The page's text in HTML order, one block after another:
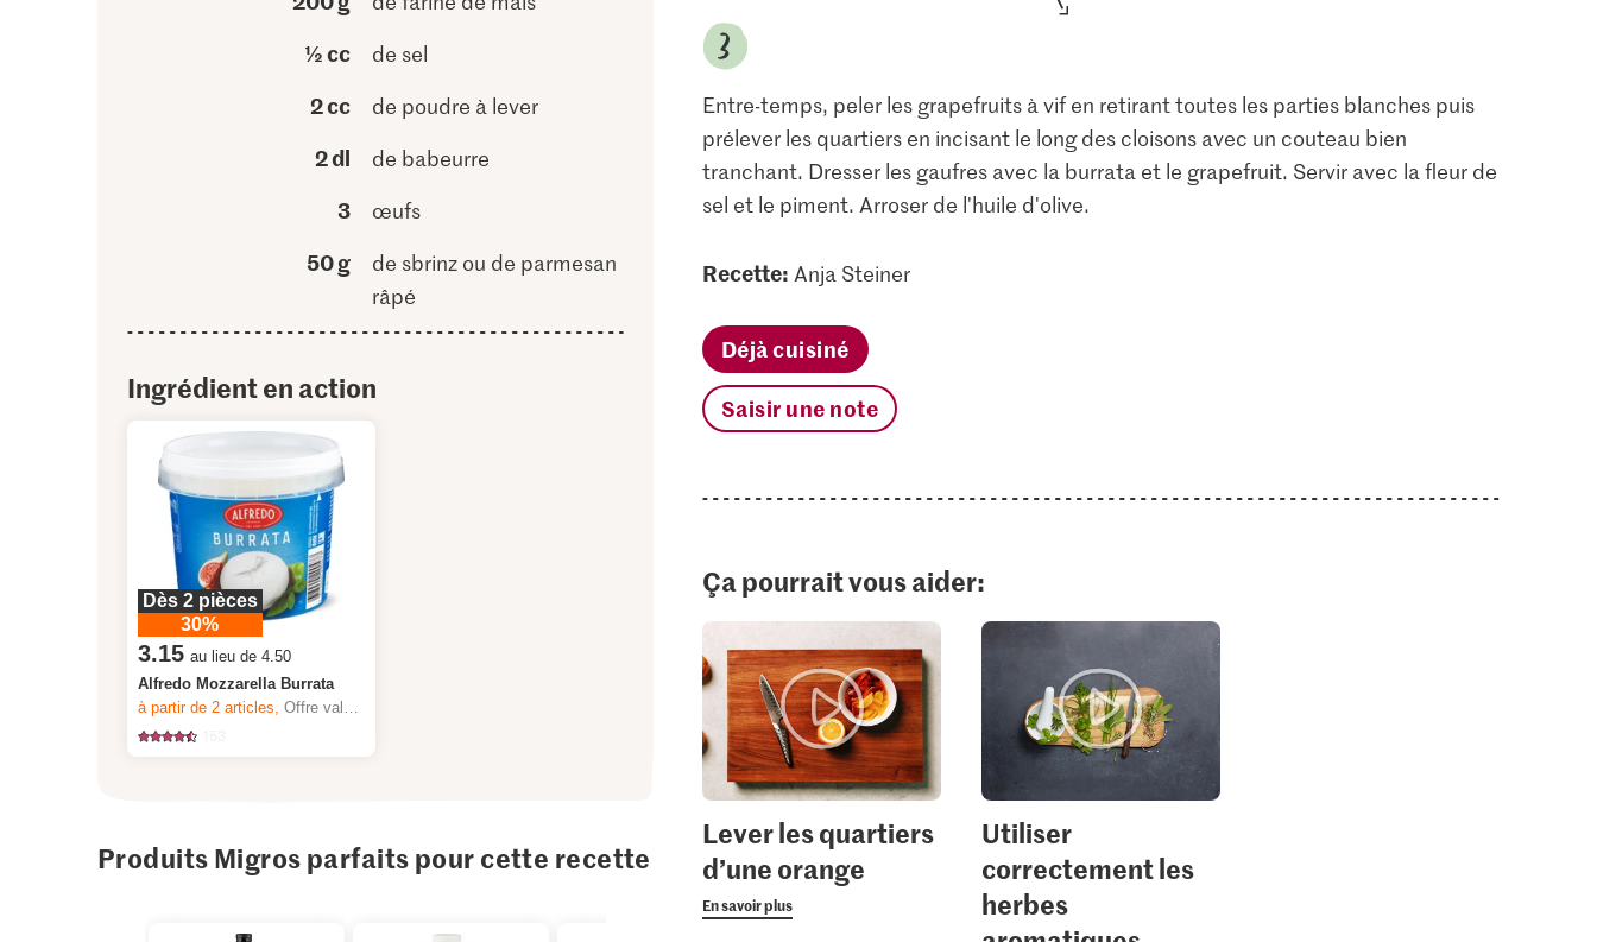
½ cc de sel
2 cc de poudre à lever
2 dl de babeurre
3 œufs
50 g
de sbrinz ou de parmesan
râpé
Ingrédient en action
Dès 2 pièces
30%
3.15 au lieu de 4.50
Alfredo Mozzarella Burrata
à partir de 2 articles, Offre valable du 6.8 au 12.8.2026, jusqu’à épuisement du stock.
Produits Migros parfaits pour cette recette
Entre-temps, peler les grapefruits à vif en retirant toutes les parties blanches puis
prélever les quartiers en incisant le long des cloisons avec un couteau bien
tranchant. Dresser les gaufres avec la burrata et le grapefruit. Servir avec la fleur de
sel et le piment. Arroser de l'huile d'olive.
Recette: Anja Steiner
Déjà cuisiné
Saisir une note
Ça pourrait vous aider:
Lever les quartiers
d’une orange
En savoir plus
Utiliser
correctement les
herbes